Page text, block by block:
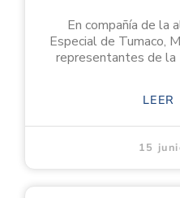
En compañía de la
Especial de Tumaco,
representantes de
15